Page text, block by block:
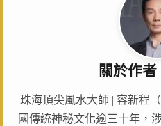
關於作
珠海頂尖風水大師 | 容新程
國傳統神秘文化逾三十年，